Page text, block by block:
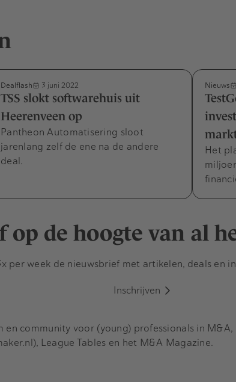
Dealflash 3 juni 2022
TSS slokt softwarehuis uit
Heerenveen op
Pantheon Automatisering sloot
jarenlang zelf de ene na de andere
deal.
Nieuws
Het
op de hoogte van al
per week de nieuwsbrief met artikelen, deals en
Inschrijven
community voor (young) professionals in
League Tables en het M&A Magazine.